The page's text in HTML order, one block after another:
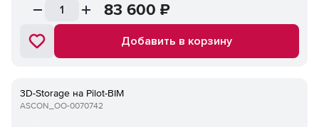
83 600 ₽
Добавить в корзину
3D-Storage на Pilot-BIM
ASCON_ОО-0070742